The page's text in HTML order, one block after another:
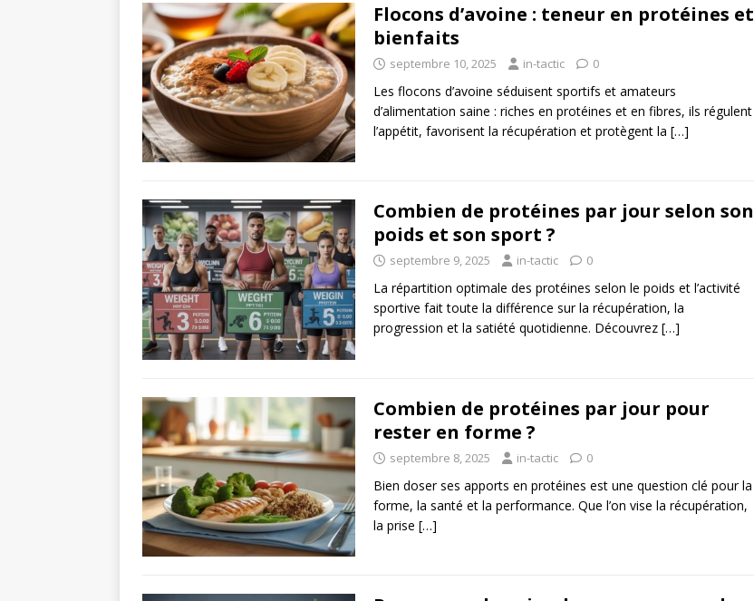
Flocons d’avoine : teneur en protéines et
bienfaits
septembre 10, 2025 in-tactic 0
Les flocons d’avoine séduisent sportifs et amateurs
d’alimentation saine : riches en protéines et en fibres, ils régulent
l’appétit, favorisent la récupération et protègent la […]
Combien de protéines par jour selon son
poids et son sport ?
septembre 9, 2025 in-tactic 0
La répartition optimale des protéines selon le poids et l’activité
sportive fait toute la différence sur la récupération, la
progression et la satiété quotidienne. Découvrez […]
Combien de protéines par jour pour
rester en forme ?
septembre 8, 2025 in-tactic 0
Bien doser ses apports en protéines est une question clé pour la
forme, la santé et la performance. Que l’on vise la récupération,
la prise […]